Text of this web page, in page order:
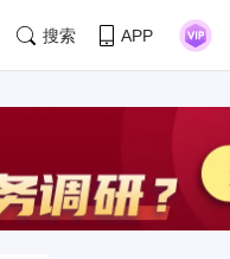
搜索 APP